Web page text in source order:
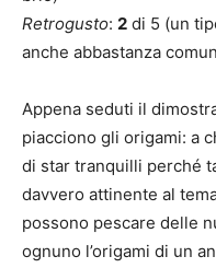
Retrogusto: 2 di 5 (un
anche abbastanza
Appena seduti il
piacciono gli origami: a
di star tranquilli perché
davvero attinente al
possono pescare delle
ognuno l’origami di un